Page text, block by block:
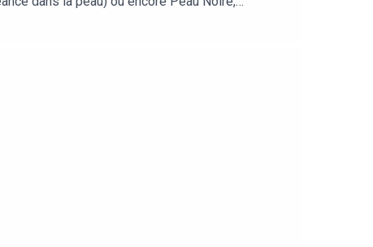
colonialisme…La littérature regorge de
puisqu’elle remonte aux premiers supports